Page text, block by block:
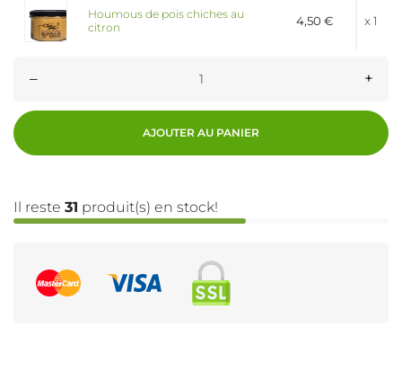
Houmous de pois chiches au
citron
4,50 € x 1
– +
AJOUTER AU PANIER
Il reste 31 produit(s) en stock!